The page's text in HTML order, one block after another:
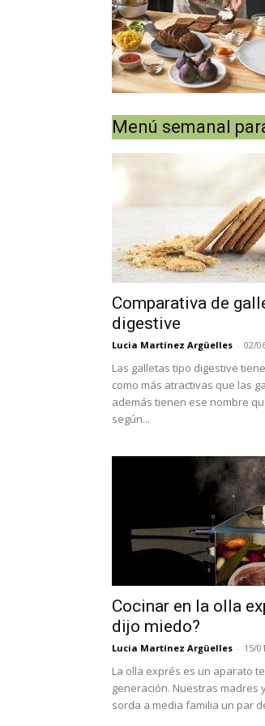
Menú semanal
Comparativa de
digestive
Lucia Martínez Argüelles - 02/
Las galletas tipo digestive
como más atractivas que las
además tienen ese nombre
según...
Cocinar en la olla
dijo miedo?
Lucia Martínez Argüelles - 15/
La olla exprés es un aparato
generación. Nuestras madres
sorda a media familia un par